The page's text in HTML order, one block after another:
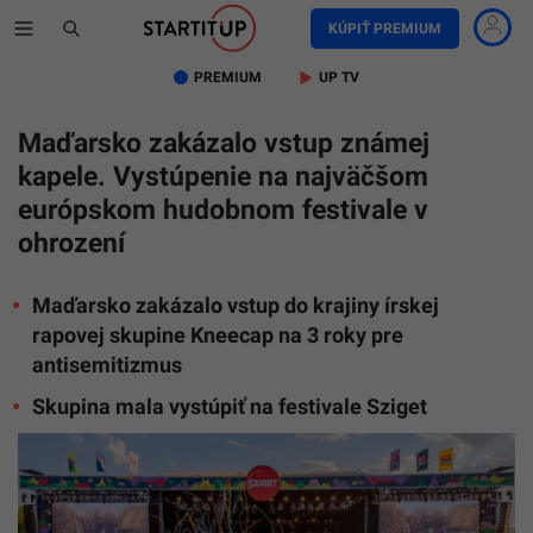
KÚPIŤ PREMIUM
PREMIUM UP TV
Maďarsko zakázalo vstup známej
kapele. Vystúpenie na najväčšom
európskom hudobnom festivale v
ohrození
Maďarsko zakázalo vstup do krajiny írskej
rapovej skupine Kneecap na 3 roky pre
antisemitizmus
Skupina mala vystúpiť na festivale Sziget